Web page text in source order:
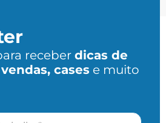
receber dicas de
cases e muito